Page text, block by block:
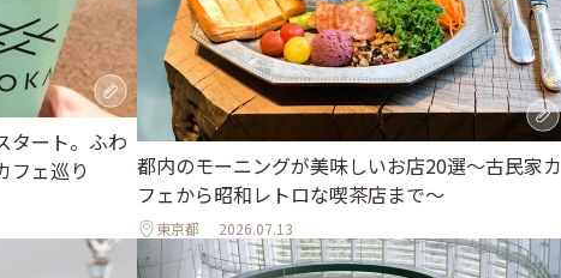
タート。ふわ
フェ巡り
都内のモーニングが美味しいお店20選～古民家カ
フェから昭和レトロな喫茶店まで～
東京都 2026.07.13